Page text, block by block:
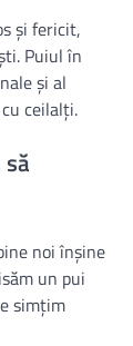
și fericit,
Puiul în
și al
ceilalți.
noi înșine
un pui
simțim